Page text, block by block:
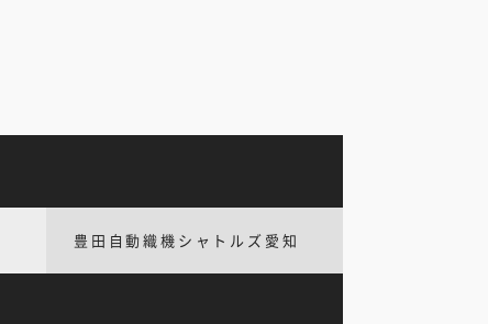
豊田自動織機シャトルズ愛知